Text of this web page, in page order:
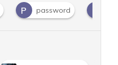
P password